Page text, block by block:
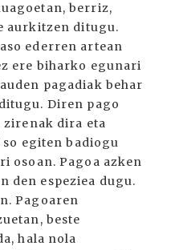
berriz,
aurkitzen ditugu.
ederren artean
ere biharko egunari
pagadiak behar
Diren pago
zirenak dira eta
egiten badiogu
osoan. Pagoa azken
den espeziea dugu.
Pagoaren
beste
hala nola